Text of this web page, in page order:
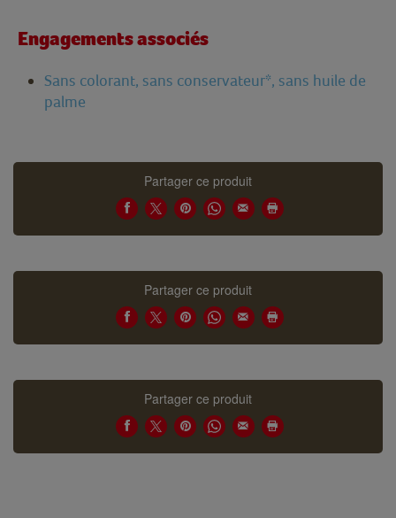
Engagements associés
Sans colorant, sans conservateur*, sans huile de
palme
Partager ce produit
Partager ce produit
Partager ce produit